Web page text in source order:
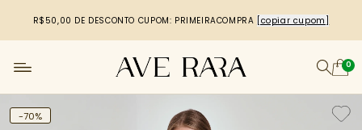
R$50,00 DE DESCONTO CUPOM: PRIMEIRACOMPRA [copiar cupom]
0
-70%